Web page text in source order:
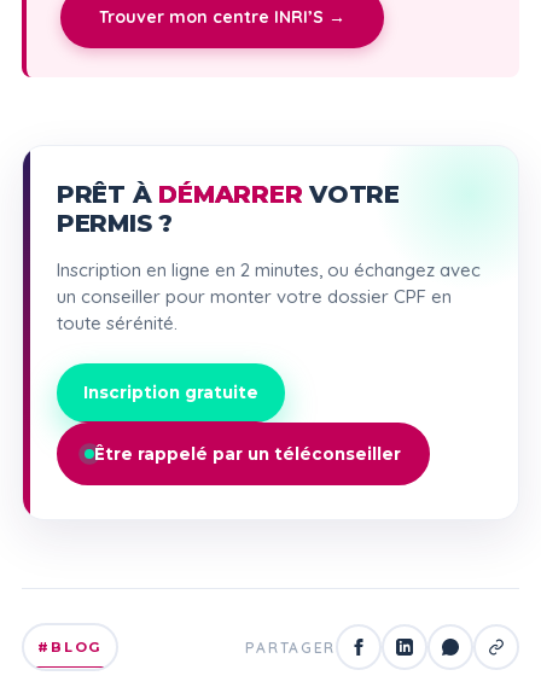
Trouver mon centre INRI’S →
PRÊT À DÉMARRER VOTRE
PERMIS ?
Inscription en ligne en 2 minutes, ou échangez avec
un conseiller pour monter votre dossier CPF en
toute sérénité.
Inscription gratuite
Être rappelé par un téléconseiller
#BLOG PARTAGER